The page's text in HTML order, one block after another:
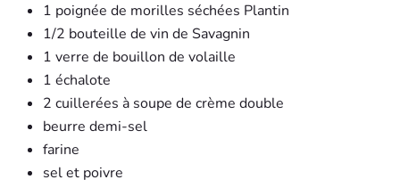
1 poignée de morilles séchées Plantin
1/2 bouteille de vin de Savagnin
1 verre de bouillon de volaille
1 échalote
2 cuillerées à soupe de crème double
beurre demi-sel
farine
sel et poivre